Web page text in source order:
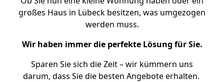
großes Haus in Lübeck besitzen, was umgezogen
werden muss.
Wir haben immer die perfekte Lösung für Sie.
Sparen Sie sich die Zeit – wir kümmern uns
darum, dass Sie die besten Angebote erhalten.